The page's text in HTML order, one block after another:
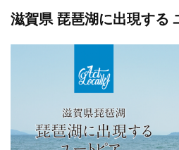
滋賀県 琵琶湖に出現する